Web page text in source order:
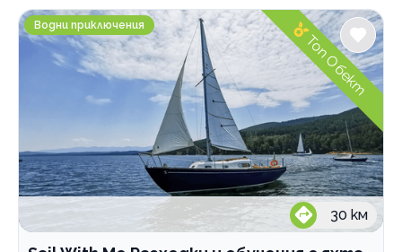
Sail With Me Разходки и обучения с яхта
Водни приключения
30 км
Топ Обект